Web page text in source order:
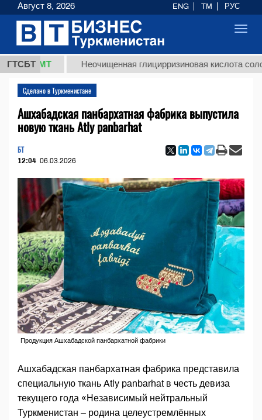
ГТСБТ
ТМТ Неочищенная глицирризиновая кислота
Сделано в Туркменистане
Ашхабадская панбархатная фабрика выпустила
новую ткань Atly panbarhat
БТ
12:04 06.03.2026
Продукция Ашхабадской панбархатной фабрики
Ашхабадская панбархатная фабрика представила
специальную ткань Atly panbarhat в честь девиза
текущего года «Независимый нейтральный
Туркменистан – родина целеустремлённых
Август 8, 2026 ENG TM РУС